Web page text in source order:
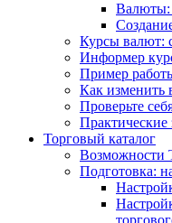
Валюты:
Курсы валют:
Информер
Пример
Как изменить
Проверьте
Практические
Торговый каталог
Возможности
Подготовка: